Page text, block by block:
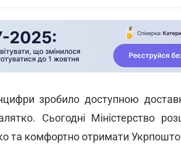
зробило доступною
Сьогодні Міністерство
та комфортно отримати